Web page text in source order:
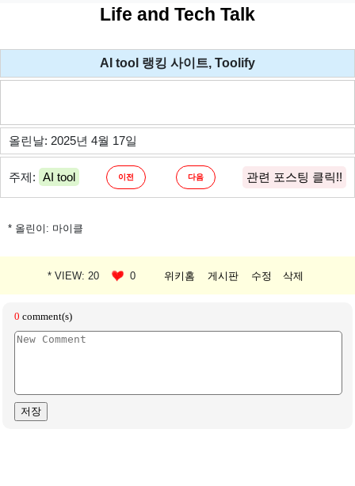
Life and Tech Talk
AI tool 랭킹 사이트, Toolify
올린날: 2025년 4월 17일
주제: AI tool 이전 다음 관련 포스팅 클릭!!
* 올린이: 마이클
* VIEW: 20 0 위키홈 게시판 수정 삭제